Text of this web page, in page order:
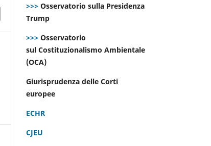
>>> Osservatorio sulla Presidenza
Trump
>>> Osservatorio
sul Costituzionalismo Ambientale
(OCA)
Giurisprudenza delle Corti
europee
ECHR
CJEU